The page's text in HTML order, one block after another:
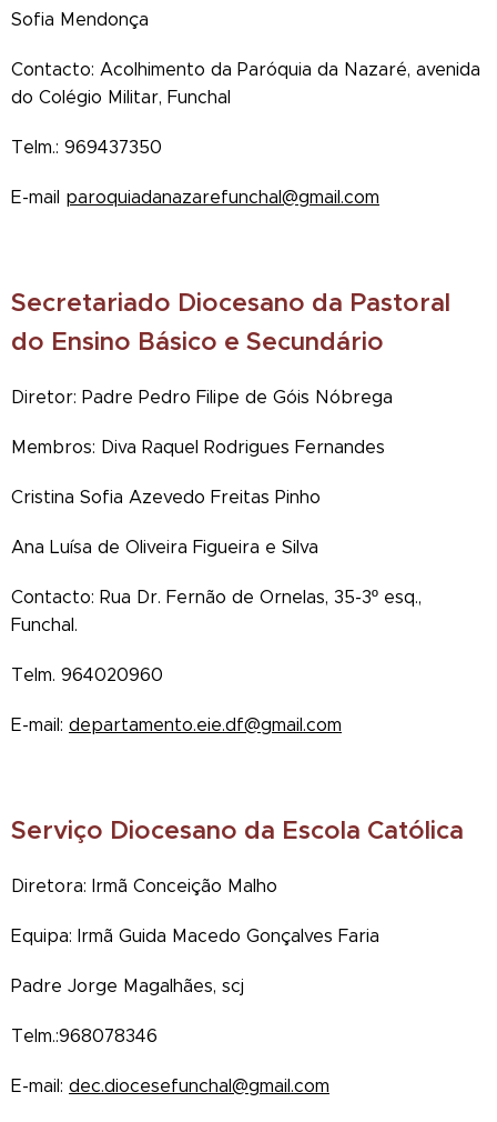
Sofia Mendonça
Contacto: Acolhimento da Paróquia da Nazaré, avenida
do Colégio Militar, Funchal
Telm.: 969437350
E-mail paroquiadanazarefunchal@gmail.com
Secretariado Diocesano da Pastoral
do Ensino Básico e Secundário
Diretor: Padre Pedro Filipe de Góis Nóbrega
Membros: Diva Raquel Rodrigues Fernandes
Cristina Sofia Azevedo Freitas Pinho
Ana Luísa de Oliveira Figueira e Silva
Contacto: Rua Dr. Fernão de Ornelas, 35-3º esq.,
Funchal.
Telm. 964020960
E-mail: departamento.eie.df@gmail.com
Serviço Diocesano da Escola Católica
Diretora: Irmã Conceição Malho
Equipa: Irmã Guida Macedo Gonçalves Faria
Padre Jorge Magalhães, scj
Telm.:968078346
E-mail: dec.diocesefunchal@gmail.com